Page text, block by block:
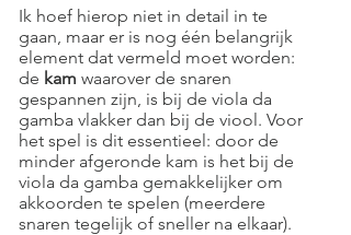
Ik hoef hierop niet in detail in te
gaan, maar er is nog één belangrijk
element dat vermeld moet worden:
de kam waarover de snaren
gespannen zijn, is bij de viola da
gamba vlakker dan bij de viool. Voor
het spel is dit essentieel: door de
minder afgeronde kam is het bij de
viola da gamba gemakkelijker om
akkoorden te spelen (meerdere
snaren tegelijk of sneller na elkaar).